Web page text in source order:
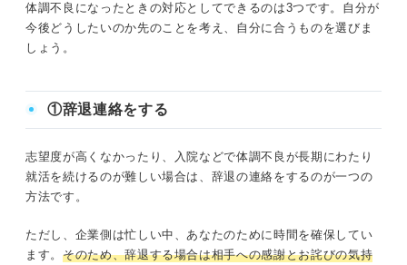
体調不良になったときの対応としてできるのは3つです。自分が
今後どうしたいのか先のことを考え、自分に合うものを選びま
しょう。
①辞退連絡をする
志望度が高くなかったり、入院などで体調不良が長期にわたり
就活を続けるのが難しい場合は、辞退の連絡をするのが一つの
方法です。
ただし、企業側は忙しい中、あなたのために時間を確保してい
ます。 そのため、辞退する場合は相手への感謝とお詫びの気持